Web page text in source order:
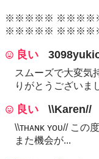
※※※※※
※※※※※
良い
スムーズで大変気
りがとうございま
良い \\Karen//
\\ᴛʜᴀɴᴋ ʏᴏᴜ// この
また機会が...